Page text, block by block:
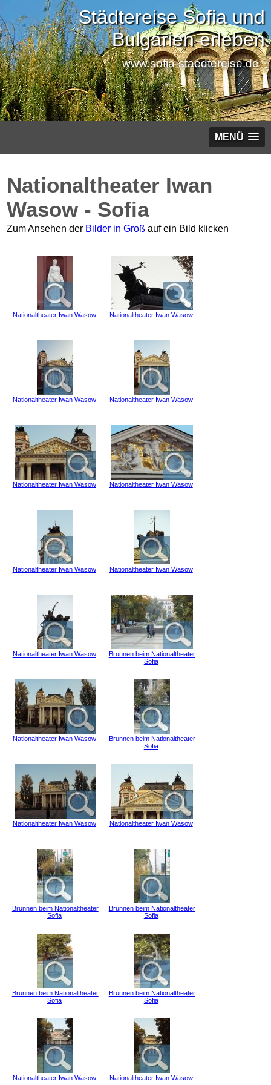
Städtereise Sofia und
Bulgarien erleben
www.sofia-staedtereise.de
MENÜ
Nationaltheater Iwan
Wasow - Sofia
Zum Ansehen der Bilder in Groß auf ein Bild klicken
Nationaltheater Iwan Wasow Nationaltheater Iwan Wasow
Nationaltheater Iwan Wasow Nationaltheater Iwan Wasow
Nationaltheater Iwan Wasow Nationaltheater Iwan Wasow
Nationaltheater Iwan Wasow Nationaltheater Iwan Wasow
Nationaltheater Iwan Wasow
Brunnen beim Nationaltheater
Sofia
Nationaltheater Iwan Wasow
Brunnen beim Nationaltheater
Sofia
Nationaltheater Iwan Wasow Nationaltheater Iwan Wasow
Brunnen beim Nationaltheater
Sofia
Brunnen beim Nationaltheater
Sofia
Brunnen beim Nationaltheater
Sofia
Brunnen beim Nationaltheater
Sofia
Nationaltheater Iwan Wasow Nationaltheater Iwan Wasow